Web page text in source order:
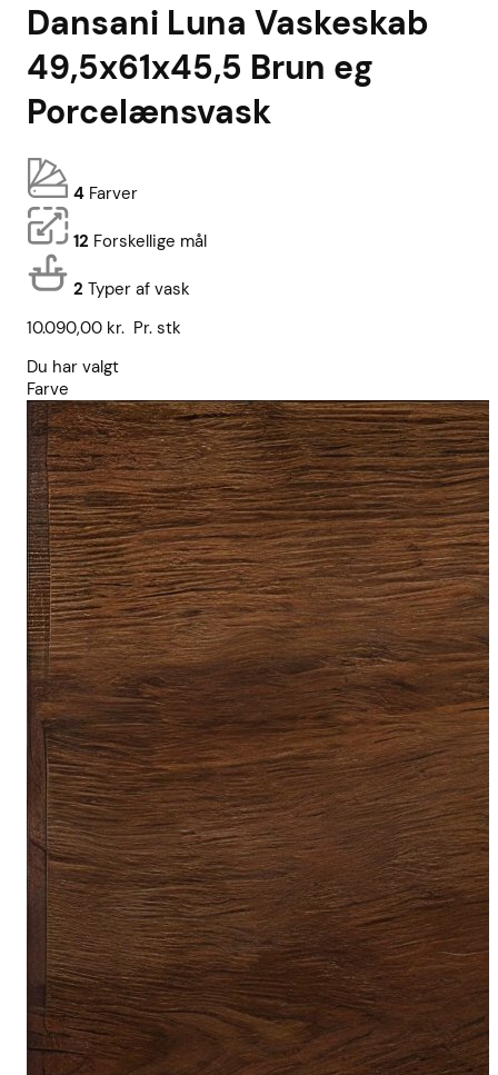
Dansani Luna Vaskeskab
49,5x61x45,5 Brun eg
Porcelænsvask
4 Farver
12 Forskellige mål
2 Typer af vask
10.090,00 kr. Pr. stk
Du har valgt
Farve